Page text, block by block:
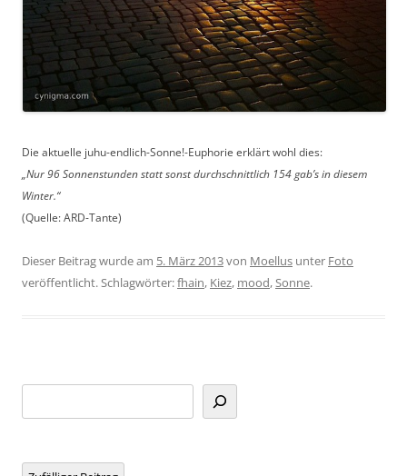
Die aktuelle juhu-endlich-Sonne!-Euphorie erklärt wohl dies:
„Nur 96 Sonnenstunden statt sonst durchschnittlich 154 gab’s in diesem
Winter.“
(Quelle: ARD-Tante)
Dieser Beitrag wurde am 5. März 2013von Moellus unter Foto
veröffentlicht. Schlagwörter:fhain, Kiez, mood,Sonne.